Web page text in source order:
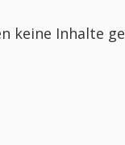
keine Inhalte